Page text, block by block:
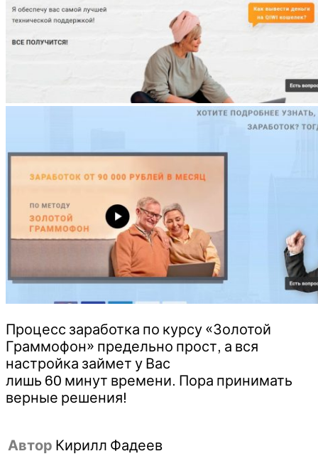
Процесс заработка по курсу «Золотой
Граммофон» предельно прост, а вся
настройка займет у Вас
лишь 60 минут времени. Пора принимать
верные решения!
Автор Кирилл Фадеев